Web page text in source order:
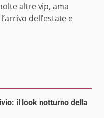
altre vip, ama
dell’estate e
il look notturno della